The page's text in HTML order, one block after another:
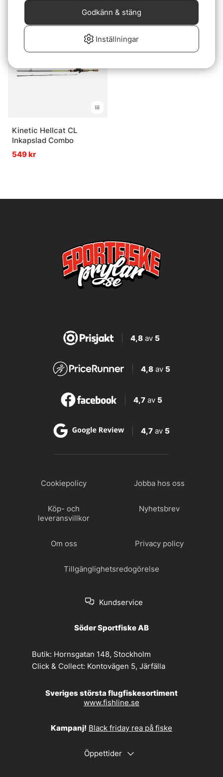
649 kr
Slutsåld
Kinetic Hellcat CL
Inkapslad Combo
549 kr
4,8av 5
4,8 av 5
4,7 av 5
4,7 av 5
Cookiepolicy Jobba hos oss
Köp- och
leveransvillkor
Nyhetsbrev
Om oss Privacy policy
Tillgänglighetsredogörelse
Kundservice
Söder Sportfiske AB
Butik: Hornsgatan 148, Stockholm
Click & Collect: Kontovägen 5, Järfälla
Sveriges största flugfiskesortiment
www.fishline.se
Kampanj! Black friday rea på fiske
Öppettider
Inställningar
Godkänn & stäng